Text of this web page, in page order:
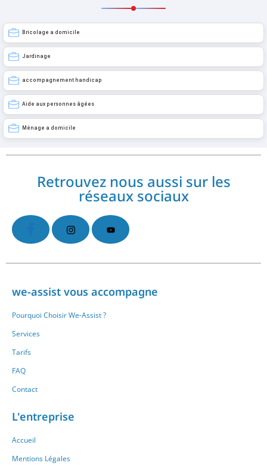
Bricolage a domicile
Jardinage
accompagnement handicap
Aide aux personnes âgées
Ménage a domicile
Retrouvez nous aussi sur les
réseaux sociaux
we-assist vous accompagne
Pourquoi Choisir We-Assist ?
Services
Tarifs
FAQ
Contact
L'entreprise
Accueil
Mentions Légales